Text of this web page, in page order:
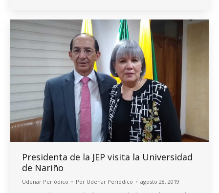
Presidenta de la JEP visita la Universidad
de Nariño
Udenar Periódico Por Udenar Periódico agosto 28, 2019